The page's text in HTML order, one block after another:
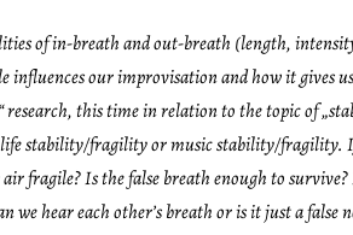
of in-breath and out-breath (length,
our improvisation and how it gives
“research, this time in relation to the topic of„
stability/fragility or music stability/fragility.
fragile? Is the false breath enough to
we hear each other’sbreath or is it just a false